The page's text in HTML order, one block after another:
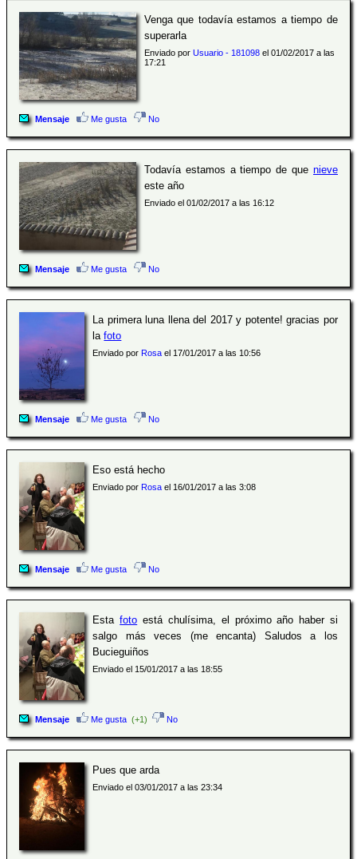
Venga que todavía estamos a tiempo de
superarla
Enviado por Usuario - 181098el 01/02/2017 a las
17:21
Mensaje Me gusta No
Todavía estamos a tiempo de que nieve
este año
Enviado el 01/02/2017 a las 16:12
Mensaje Me gusta No
La primera luna llena del 2017 y potente! gracias por
lafoto
Enviado porRosa el 17/01/2017 a las 10:56
Mensaje Me gusta No
Eso está hecho
Enviado porRosa el 16/01/2017 a las 3:08
Mensaje Me gusta No
Estafoto está chulísima, el próximo año haber si
salgo más veces (me encanta) Saludos a los
Bucieguiños
Enviado el 15/01/2017 a las 18:55
Mensaje Me gusta (+1) No
Pues que arda
Enviado el 03/01/2017 a las 23:34